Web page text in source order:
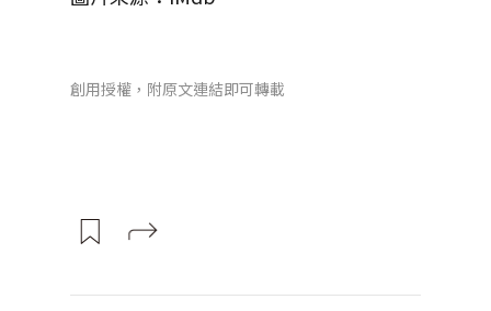
創用授權，附原文連結即可轉載